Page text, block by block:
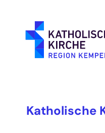
Katholische